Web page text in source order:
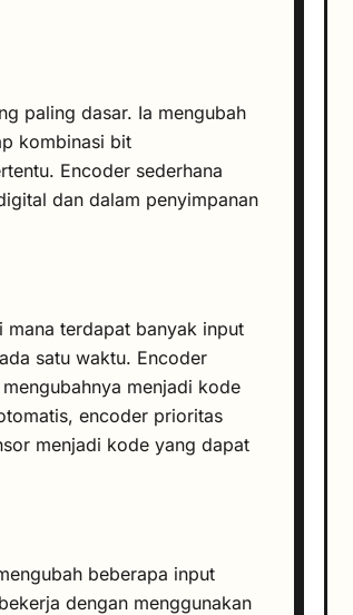
paling dasar. Ia mengubah
kombinasi bit
Encoder sederhana
dan dalam penyimpanan
terdapat banyak input
satu waktu. Encoder
menjadi kode
encoder prioritas
menjadi kode yang dapat
beberapa input
dengan menggunakan